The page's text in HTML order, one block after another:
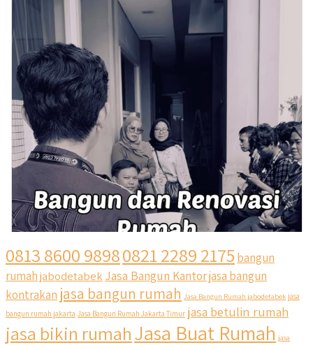
0813 8600 98980821 2289 2175 bangun
rumahjabodetabek Jasa Bangun Kantorjasa bangun
kontrakan jasa bangun rumah Jasa Bangun Rumah jabodetabek jasa
bangun rumah jakarta Jasa Bangun Rumah Jakarta Timur jasa betulin rumah
jasa bikin rumahJasa Buat Rumah jasa